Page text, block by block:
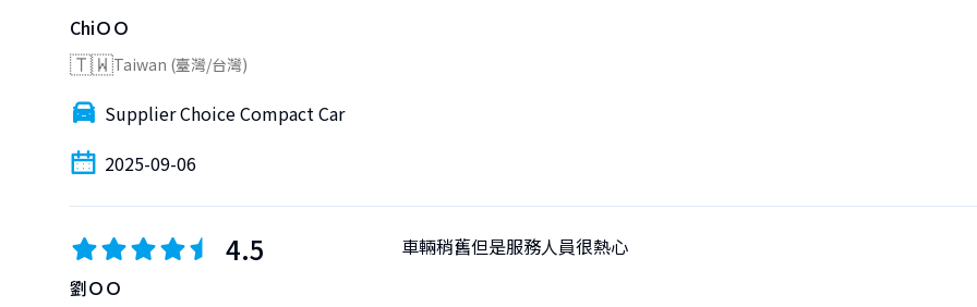
ChiＯＯ
🇹🇼Taiwan (臺灣/台灣)
Supplier Choice Compact Car
2025-09-06
4.5
劉ＯＯ
車輛稍舊但是服務人員很熱心